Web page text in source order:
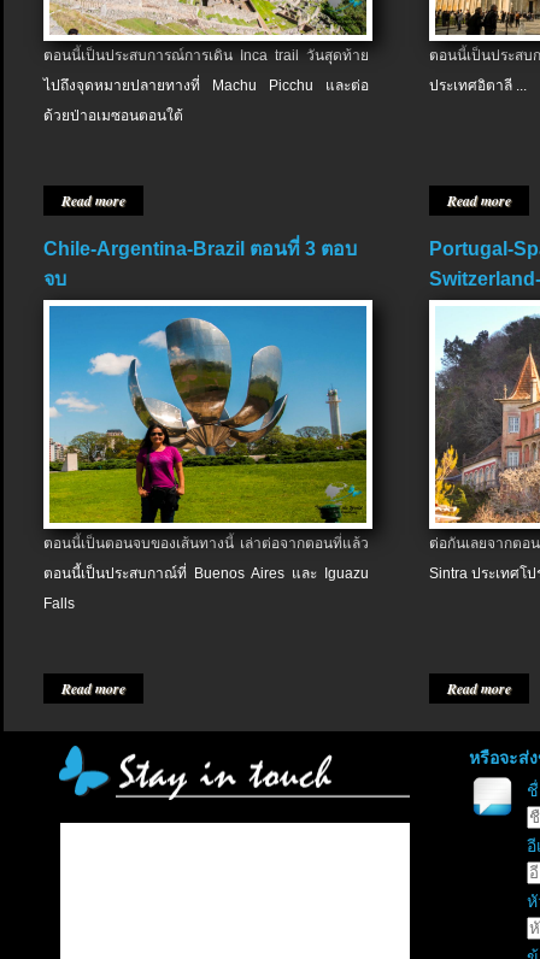
ตอนนี้เป็นประสบการณ์การเดิน Inca trail วันสุดท้าย
ไปถึงจุดหมายปลายทางที่ Machu Picchu และต่อ
ด้วยป่าอเมซอนตอนใต้
Read more
ตอนนี้เป็นประส
ประเทศอิตาลี ...
Read more
Chile-Argentina-Brazil ตอนที่ 3 ตอบ
จบ
ตอนนี้เป็นตอนจบของเส้นทางนี้ เล่าต่อจากตอนที่แล้ว
ตอนนี้เป็นประสบกาณ์ที่ Buenos Aires และ Iguazu
Falls
Read more
Portugal-
ต่อกันเลยจากต
Sintra ประเทศโป
Read more
หรือจะส่
อี
หั